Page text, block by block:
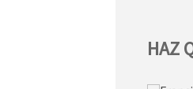
HAZ